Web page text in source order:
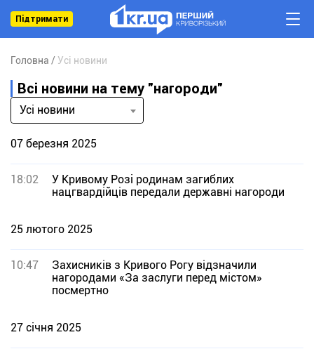
Підтримати
Головна Усі новини
Всі новини на тему "нагороди"
Усі новини
07 березня 2025
18:02
У Кривому Розі родинам загиблих
нацгвардійців передали державні нагороди
25 лютого 2025
10:47
Захисників з Кривого Рогу відзначили
нагородами «За заслуги перед містом»
посмертно
27 січня 2025